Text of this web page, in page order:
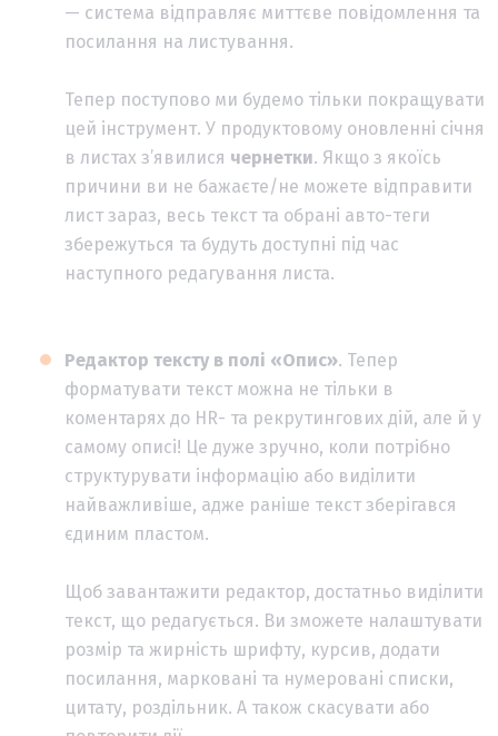
— система відправляє миттєве повідомлення та
посилання на листування.
Тепер поступово ми будемо тільки покращувати
цей інструмент. У продуктовому оновленні січня
в листах з’явилися чернетки. Якщо з якоїсь
причини ви не бажаєте/не можете відправити
лист зараз, весь текст та обрані авто-теги
збережуться та будуть доступні під час
наступного редагування листа.
Редактор тексту в полі «Опис». Тепер
форматувати текст можна не тільки в
коментарях до HR- та рекрутингових дій, але й у
самому описі! Це дуже зручно, коли потрібно
структурувати інформацію або виділити
найважливіше, адже раніше текст зберігався
єдиним пластом.
Щоб завантажити редактор, достатньо виділити
текст, що редагується. Ви зможете налаштувати
розмір та жирність шрифту, курсив, додати
посилання, марковані та нумеровані списки,
цитату, роздільник. А також скасувати або